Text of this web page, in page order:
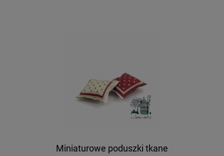
Miniaturowe poduszki tkane